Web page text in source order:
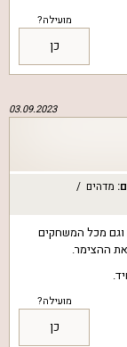
מועילה?
כן
03.09.2023
: מדהים
וגם מכל המשחקים
ההצימר.
מועילה?
כן